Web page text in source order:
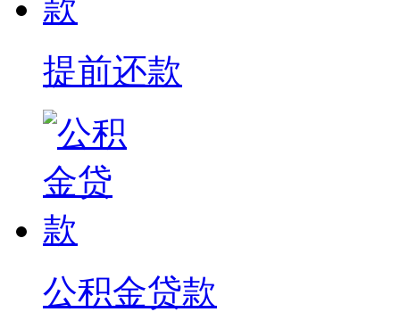
提前还款
公积金贷款